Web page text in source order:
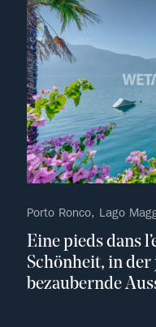
Porto Ronco, Lago
Eine pieds dans
Schönheit, in
bezaubernde